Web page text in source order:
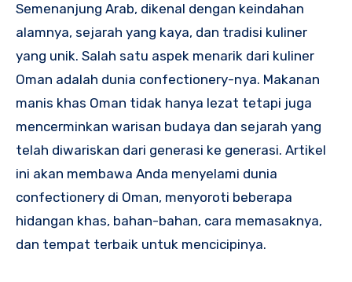
Semenanjung Arab, dikenal dengan keindahan
alamnya, sejarah yang kaya, dan tradisi kuliner
yang unik. Salah satu aspek menarik dari kuliner
Oman adalah dunia confectionery-nya. Makanan
manis khas Oman tidak hanya lezat tetapi juga
mencerminkan warisan budaya dan sejarah yang
telah diwariskan dari generasi ke generasi. Artikel
ini akan membawa Anda menyelami dunia
confectionery di Oman, menyoroti beberapa
hidangan khas, bahan-bahan, cara memasaknya,
dan tempat terbaik untuk mencicipinya.